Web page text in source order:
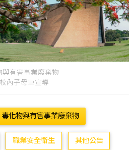
與有害事業廢棄物
內子母車宣導
毒化物與有害事業廢棄物
職業安全衛生 其他公告